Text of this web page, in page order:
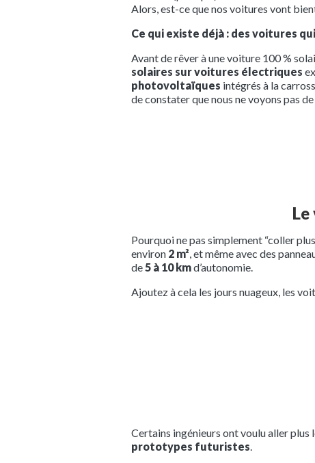
Alors, est-ce que nos voitures vont
Ce qui existe déjà : des voitures
Avant de rêver à une voiture 100 %
solaires sur voitures électriques
photovoltaïques intégrés à la
de constater que nous ne voyons pas
Pourquoi ne pas simplement “coller
environ 2 m² , et même avec des
de 5 à 10 kmd’autonomie.
Ajoutez à cela les jours nuageux, les
Certains ingénieurs ont voulu aller plus
prototypes futuristes